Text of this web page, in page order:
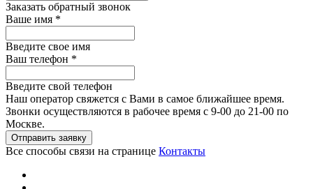
Заказать обратный звонок
Ваше имя *
Введите свое имя
Ваш телефон *
Введите свой телефон
Наш оператор свяжется с Вами в самое ближайшее время.
Звонки осуществляются в рабочее время с 9-00 до 21-00 по
Москве.
Отправить заявку
Все способы связи на странице Контакты